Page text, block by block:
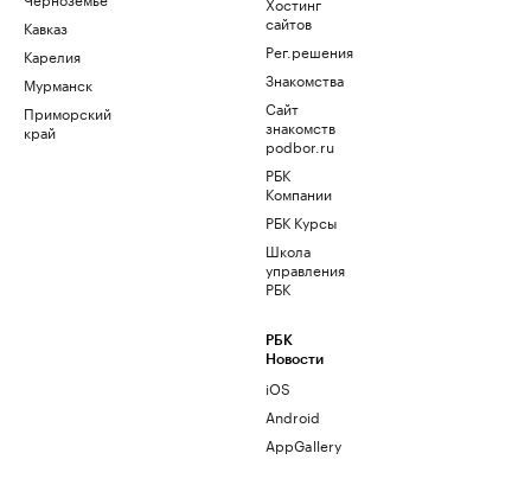
Кавказ
Карелия
Мурманск
Приморский
край
сайтов
Рег.решения
Знакомства
Сайт
знакомств
podbor.ru
РБК
Компании
РБК Курсы
Школа
управления
РБК
РБК
Новости
iOS
Android
AppGallery